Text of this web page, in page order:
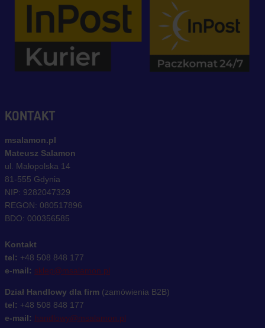
KONTAKT
msalamon.pl
Mateusz Salamon
ul. Małopolska 14
81-555 Gdynia
NIP: 9282047329
REGON: 080517896
BDO: 000356585
Kontakt
tel: +48 508 848 177
e-mail: sklep@msalamon.pl
Dział Handlowy dla firm (zamówienia B2B)
tel: +48 508 848 177
e-mail: handlowy@msalamon.pl